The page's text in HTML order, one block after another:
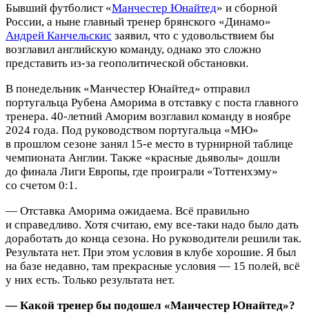
Бывший футболист «Манчестер Юнайтед» и сборной
России, а ныне главный тренер брянского «Динамо»
Андрей Канчельскис заявил, что с удовольствием бы
возглавил английскую команду, однако это сложно
представить из‑за геополитической обстановки.
В понедельник «Манчестер Юнайтед» отправил
португальца Рубена Аморима в отставку с поста главного
тренера. 40‑летний Аморим возглавил команду в ноябре
2024 года. Под руководством португальца «МЮ»
в прошлом сезоне занял 15‑е место в турнирной таблице
чемпионата Англии. Также «красные дьяволы» дошли
до финала Лиги Европы, где проиграли «Тоттенхэму»
со счетом 0:1.
— Отставка Аморима ожидаема. Всё правильно
и справедливо. Хотя считаю, ему все‑таки надо было дать
доработать до конца сезона. Но руководители решили так.
Результата нет. При этом условия в клубе хорошие. Я был
на базе недавно, там прекрасные условия — 15 полей, всё
у них есть. Только результата нет.
— Какой тренер бы подошел «Манчестер Юнайтед»?